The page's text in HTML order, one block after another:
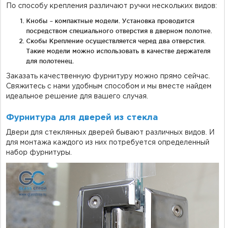
По способу крепления различают ручки нескольких видов:
Кнобы – компактные модели. Установка проводится
посредством специального отверстия в дверном полотне.
Скобы Крепление осуществляется черед два отверстия.
Такие модели можно использовать в качестве держателя
для полотенец.
Заказать качественную фурнитуру можно прямо сейчас.
Свяжитесь с нами удобным способом и мы вместе найдем
идеальное решение для вашего случая.
Фурнитура для дверей из стекла
Двери для стеклянных дверей бывают различных видов. И
для монтажа каждого из них потребуется определенный
набор фурнитуры.